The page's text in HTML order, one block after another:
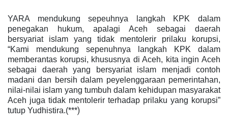
YARA mendukung sepeuhnya langkah KPK dalam
penegakan hukum, apalagi Aceh sebagai daerah
bersyariat islam yang tidak mentolerir prilaku korupsi,
“Kami mendukung sepenuhnya langkah KPK dalam
memberantas korupsi, khususnya di Aceh, kita ingin Aceh
sebagai daerah yang bersyariat islam menjadi contoh
madani dan bersih dalam peyelenggaraan pemerintahan,
nilai-nilai islam yang tumbuh dalam kehidupan masyarakat
Aceh juga tidak mentolerir terhadap prilaku yang korupsi”
tutup Yudhistira.(***)